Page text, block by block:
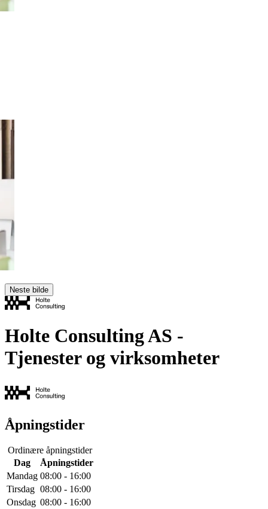
Neste bilde
Holte Consulting AS -
Tjenester og virksomheter
Åpningstider
Ordinære åpningstider
Dag
Åpningstider
Mandag 08:00 - 16:00
Tirsdag 08:00 - 16:00
Onsdag 08:00 - 16:00